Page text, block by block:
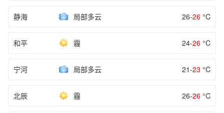
静海 局部多云 26-26 °C
和平 霾 24-26 °C
宁河 局部多云 21-23 °C
北辰 霾 26-26 °C